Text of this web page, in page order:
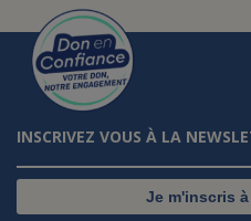
INSCRIVEZ VOUS À LA
Je m'inscris